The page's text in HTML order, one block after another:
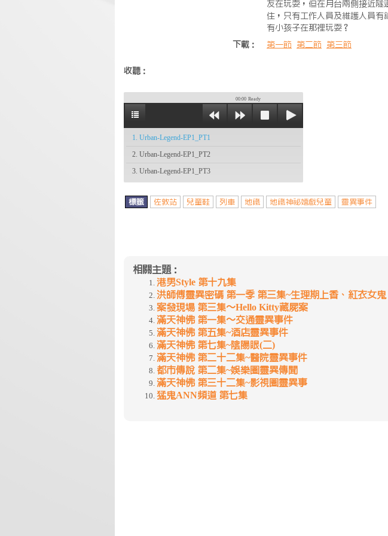
友在玩耍，但在月台兩側接近隧
住，只有工作人員及維護人員有
有小孩子在那裡玩耍？
下載：
第一節 第二節 第三節
收聽：
00:00 Ready
1. Urban-Legend-EP1_PT1
2. Urban-Legend-EP1_PT2
3. Urban-Legend-EP1_PT3
標籤 佐敦站 兒童鞋 列車 地鐵 地鐵神祕嬉戲兒童 靈異事件
相關主題：
港男Style 第十九集
洪師傅靈異密碼 第一季 第三集~生理期上香、紅衣女
案發現場 第三集〜Hello Kitty藏屍案
滿天神佛 第一集〜交通靈異事件
滿天神佛 第五集~酒店靈異事件
滿天神佛 第七集~陰陽眼(二)
滿天神佛 第二十二集~醫院靈異事件
都市傳說 第二集~娛樂圈靈異傳聞
滿天神佛 第三十二集~影視圈靈異事
猛鬼ANN頻道 第七集